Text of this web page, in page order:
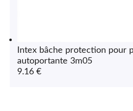
Intex bâche protection pour
autoportante 3m05
9.16 €